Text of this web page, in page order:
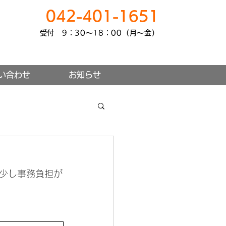
042-401-1651
受付 9：30～18：00（月～金）
合わせ お知らせ
し事務負担が